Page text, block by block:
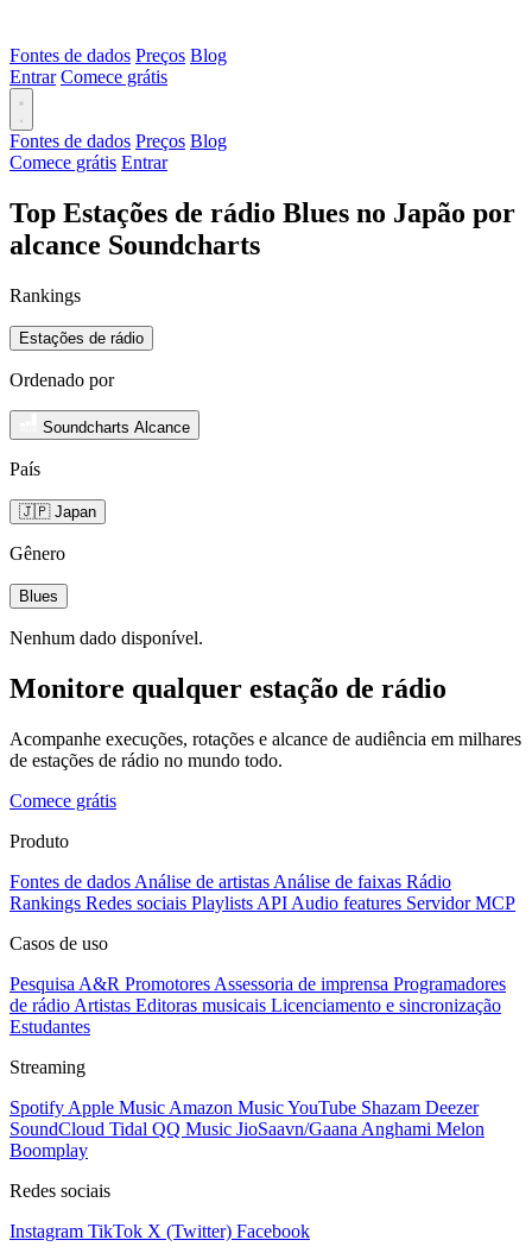
Fontes de dados Preços Blog
Entrar Comece grátis
Fontes de dados Preços Blog
Comece grátis Entrar
Top Estações de rádio Blues no Japão por
alcance Soundcharts
Rankings
Estações de rádio
Ordenado por
Soundcharts Alcance
País
🇯🇵 Japan
Gênero
Blues
Nenhum dado disponível.
Monitore qualquer estação de rádio
Acompanhe execuções, rotações e alcance de audiência em milhares
de estações de rádio no mundo todo.
Comece grátis
Produto
Fontes de dados Análise de artistas Análise de faixas Rádio
Rankings Redes sociais Playlists API Audio features Servidor MCP
Casos de uso
Pesquisa A&R Promotores Assessoria de imprensa Programadores
de rádio Artistas Editoras musicais Licenciamento e sincronização
Estudantes
Streaming
Spotify Apple Music Amazon MusicYouTube Shazam Deezer
SoundCloud Tidal QQ Music JioSaavn/Gaana Anghami Melon
Boomplay
Redes sociais
Instagram TikTok X (Twitter) Facebook